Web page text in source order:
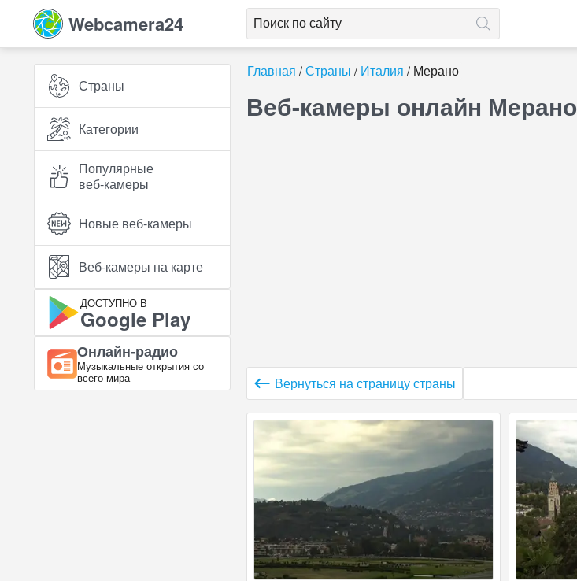
Webcamera24
Страны
Категории
Популярные
веб‑камеры
Новые веб‑камеры
Веб‑камеры на карте
ДОСТУПНО В
Google Play
Онлайн‑радио
Музыкальные открытия со
всего мира
Главная Страны Италия Мерано
Веб-камеры онлайн Мерано
Вернуться на страницу страны